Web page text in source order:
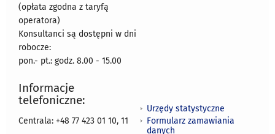
(opłata zgodna z taryfą
operatora)
Konsultanci są dostępni w dni
robocze:
pon.- pt.: godz. 8.00 - 15.00
Informacje
telefoniczne:
Centrala: +48 77 423 01 10, 11
Urzędy statystyczne
Formularz zamawiania
danych